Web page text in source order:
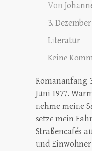
Von
3. Dezember
Literatur
Keine
Romananfang
Juni 1977.
nehme meine
setze mein
Straßencafés
und